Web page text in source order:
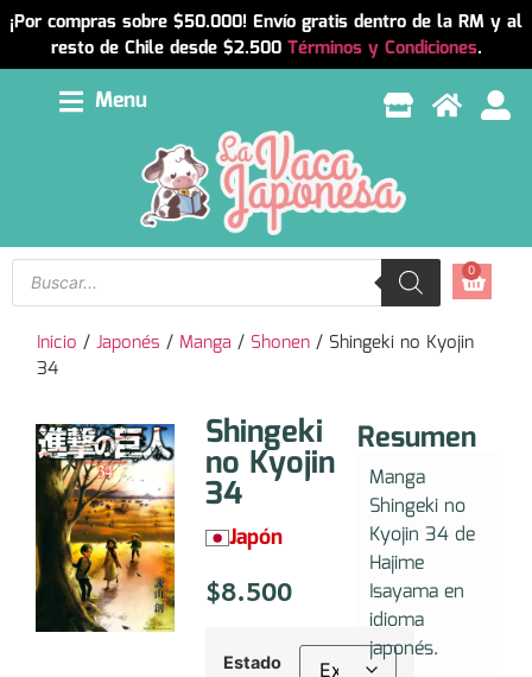
¡Por compras sobre $50.000! Envío gratis dentro de la RM y al
resto de Chile desde $2.500 Términos y Condiciones.
Menu
0
Inicio /Japonés /Manga / Shonen / Shingeki no Kyojin
34
Shingeki
no Kyojin
34
Japón
$8.500
Estado
Resumen
Manga
Shingeki no
Kyojin 34 de
Hajime
Isayama en
idioma
japonés.